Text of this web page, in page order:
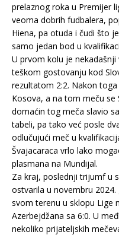
prelaznog roka u Premijer
veoma dobrih fudbalera,
Hiena, pa otuda i čudi što
samo jedan bod u
U prvom kolu je
teškom gostovanju kod
rezultatom 2:2. Nakon
Kosova, a na tom meču se
domaćin tog meča slavio
tabeli, pa tako već posle
odlučujući meč u
Švajacaraca vrlo lako
plasmana na Mundijal.
Za kraj, poslednji trijumf u
ostvarila u novembru
svom terenu u sklopu Lige
Azerbejdžana sa 6:0. U
nekoliko prijateljskih